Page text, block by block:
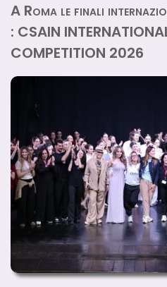
A Roma le finali
: CSAIN
COMPETITION 2026